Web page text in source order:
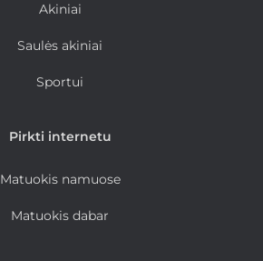
Akiniai
Saulės akiniai
Sportui
Pirkti internetu
Matuokis namuose
Matuokis dabar